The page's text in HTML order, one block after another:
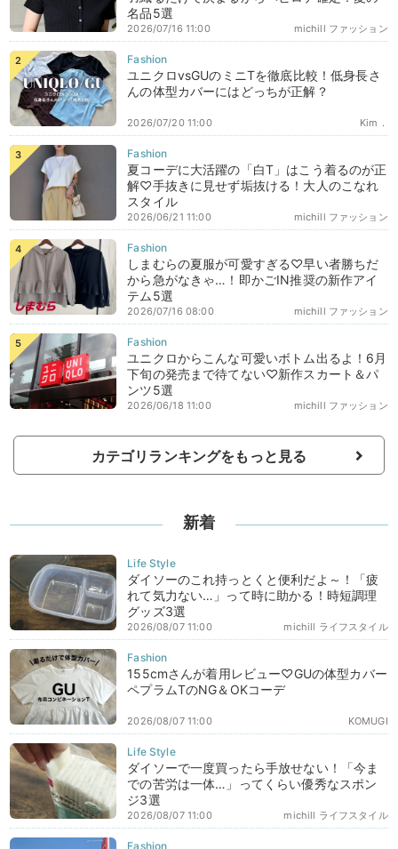
名品5選
michill ファッション
2026/07/16 11:00
ユニクロvsGUのミニTを徹底比較！低身長さ
んの体型カバーにはどっちが正解？
Kim．
2026/07/20 11:00
夏コーデに大活躍の「白T」はこう着るのが正
解♡手抜きに見せず垢抜ける！大人のこなれ
スタイル
michill ファッション
2026/06/21 11:00
しまむらの夏服が可愛すぎる♡早い者勝ちだ
から急がなきゃ…！即かごIN推奨の新作アイ
テム5選
michill ファッション
2026/07/16 08:00
ユニクロからこんな可愛いボトム出るよ！6月
下旬の発売まで待てない♡新作スカート＆パ
ンツ5選
michill ファッション
2026/06/18 11:00
カテゴリランキングをもっと見る
新着
ダイソーのこれ持っとくと便利だよ～！「疲
れて気力ない…」って時に助かる！時短調理
グッズ3選
michill ライフスタイル
2026/08/07 11:00
155cmさんが着用レビュー♡GUの体型カバー
ペプラムTのNG＆OKコーデ
KOMUGI
2026/08/07 11:00
ダイソーで一度買ったら手放せない！「今ま
での苦労は一体…」ってくらい優秀なスポン
ジ3選
michill ライフスタイル
2026/08/07 11:00